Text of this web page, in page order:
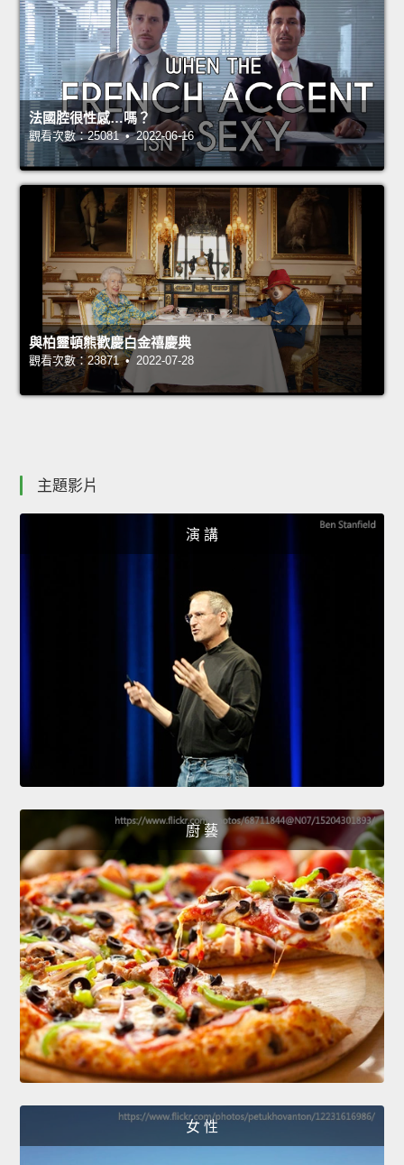
法國腔很性感…嗎？
觀看次數：25081 • 2022-06-16
與柏靈頓熊歡慶白金禧慶典
觀看次數：23871 • 2022-07-28
主題影片
演 講
廚 藝
女 性